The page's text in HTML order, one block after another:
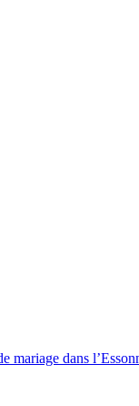
mariage dans